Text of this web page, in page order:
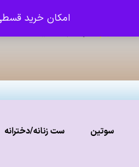
امکان خرید
سوتین ست زنانه/دخترانه